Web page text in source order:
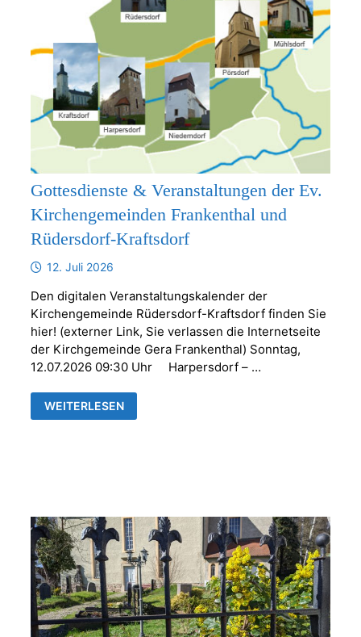
Gottesdienste & Veranstaltungen der Ev.
Kirchengemeinden Frankenthal und
Rüdersdorf-Kraftsdorf
12. Juli 2026
Den digitalen Veranstaltungskalender der
Kirchengemeinde Rüdersdorf-Kraftsdorf finden Sie
hier! (externer Link, Sie verlassen die Internetseite
der Kirchgemeinde Gera Frankenthal) Sonntag,
12.07.2026 09:30 Uhr Harpersdorf – …
GOTTESDIENSTE
&
WEITERLESEN